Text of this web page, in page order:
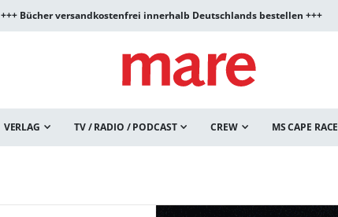
+++ Bücher versandkostenfrei innerhalb Deutschlands bestellen +++
VERLAG TV / RADIO / PODCAST CREW MS CAPE RACE